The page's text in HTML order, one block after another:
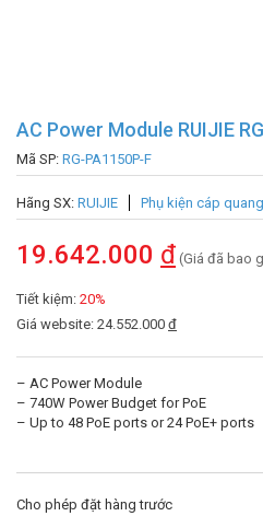
AC Power Module RUIJIE
Mã SP: RG-PA1150P-F
Hãng SX: RUIJIE Phụ kiện cáp
19.642.000 đ (Giá đã bao
Tiết kiệm: 20%
Giá website: 24.552.000 đ
– AC Power Module
– 740W Power Budget for PoE
– Up to 48 PoE ports or 24 PoE+ ports
Cho phép đặt hàng trước